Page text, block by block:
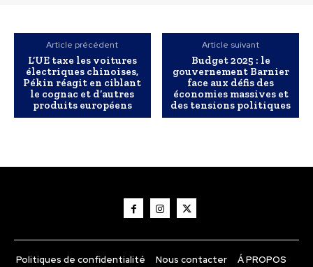
Article précédent
L’UE taxe les voitures
électriques chinoises,
Pékin réagit en ciblant
le cognac et d’autres
produits européens
Article suivant
Budget 2025 : le
gouvernement Barnier
face aux défis des
économies massives et
des tensions politiques
Politiques de confidentialité Nous contacter
Á PROPOS